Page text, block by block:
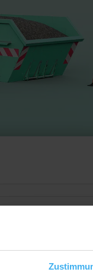
Peitnachstr. 12, 86956